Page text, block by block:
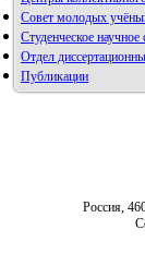
Совет молодых
Студенческое
Отдел
Публикации
Россия,